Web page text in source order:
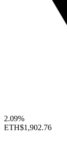
2.09%
ETH$1,902.76